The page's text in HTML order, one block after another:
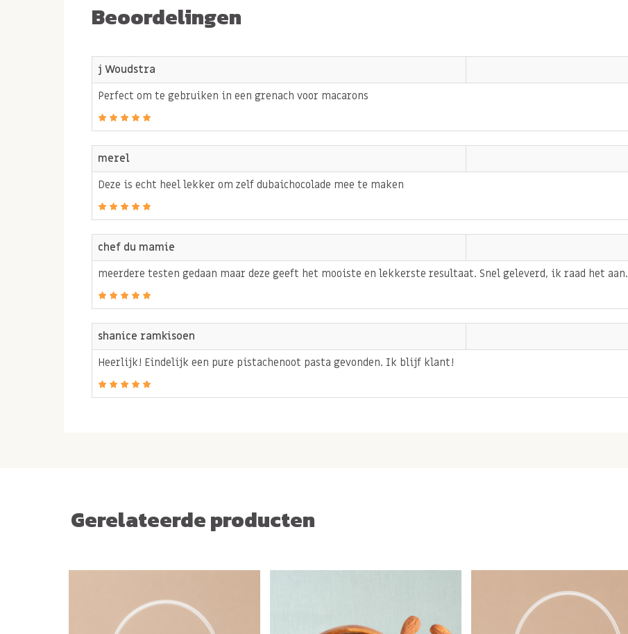
heerlijke pistachepasta kunnen maken? Lekker smeuïg en zonder
pistache smaak. Onze kracht is het zorgvuldig selecteren van
topkwaliteit pistachenootjes, deze zelf vers te branden om het vervolgens
te vermalen tot een heerlijke pistache pasta.
Tip: wist je dat je de pistache pasta ook kunt gebruiken als basis
voor in recepten zoals cake, taart of een smaakvol maar gezond
pistache
In samenwerking met Smakelijck is erhiereen heerlijk recept op basis
van pistachepasta, amandelmeel en frambozen!
Allergie informatie
Bevat NOTEN en PINDA-olie.
Beoordelingen
j Woudstra
Perfect om te gebruiken in een grenach voor macarons
merel
Deze is echt heel lekker om zelf dubaichocolade mee te maken
chef du mamie
meerdere testen gedaan maar deze geeft het mooiste en lekkerste resultaat. Snel geleverd, ik raad het aan.
shanice ramkisoen
Heerlijk! Eindelijk een pure pistachenoot pasta gevonden. Ik blijf klant!
Gerelateerde producten